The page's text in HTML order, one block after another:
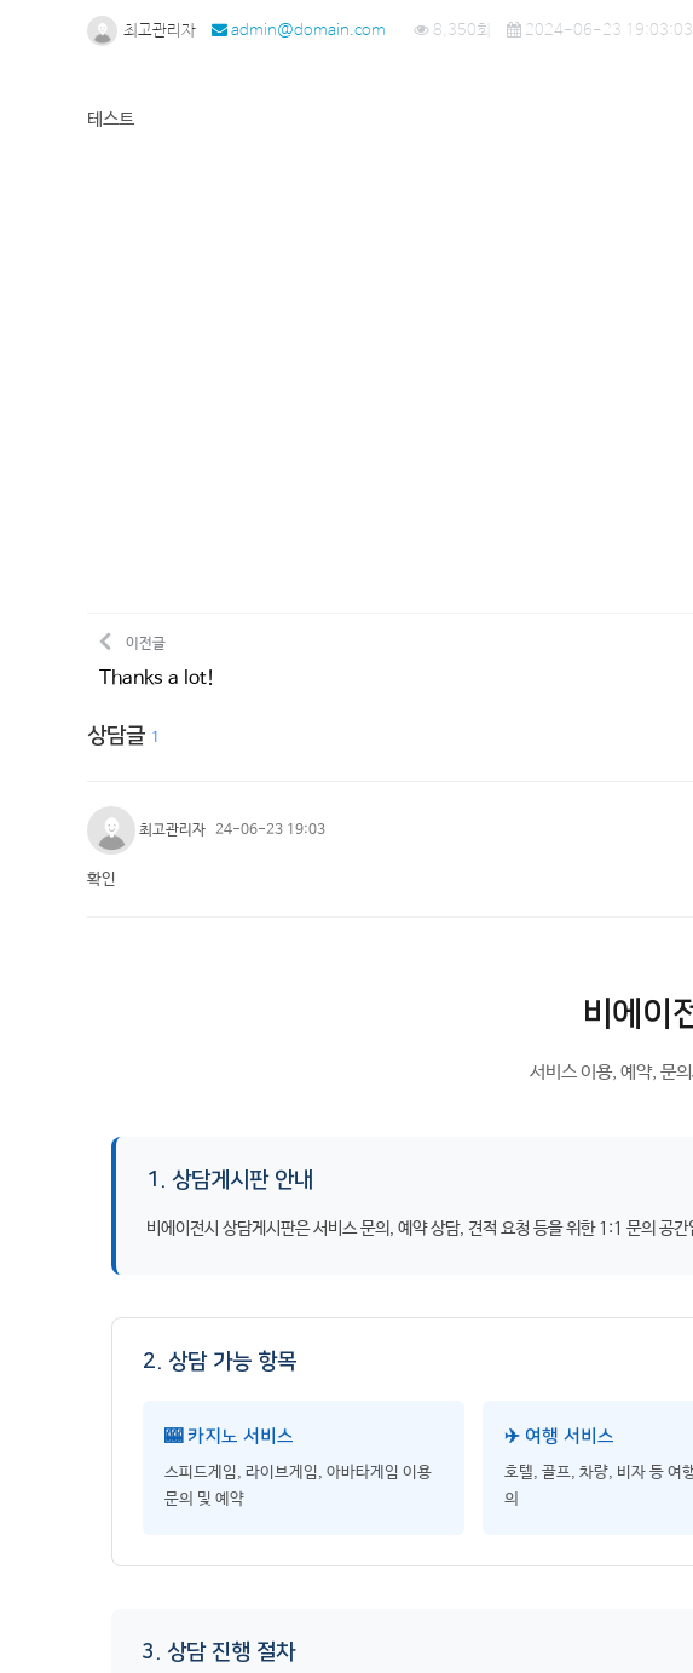
최고관리자 admin@domain.com 8,350회 2024-06-23 19:03:03
테스트
이전글
Thanks a lot!
상담글 1
최고관리자 24-06-23 19:03
확인
비에이
서비스 이용, 예약, 문
1. 상담게시판 안내
비에이전시 상담게시판은 서비스 문의, 예약 상담, 견적 요청 등을 위한 1:1 문의 공
2. 상담 가능 항목
🎰 카지노 서비스
스피드게임, 라이브게임, 아바타게임 이용
문의 및 예약
✈️ 여행 서비스
호텔, 골프, 차량, 비자 등 여
의
3. 상담 진행 절차